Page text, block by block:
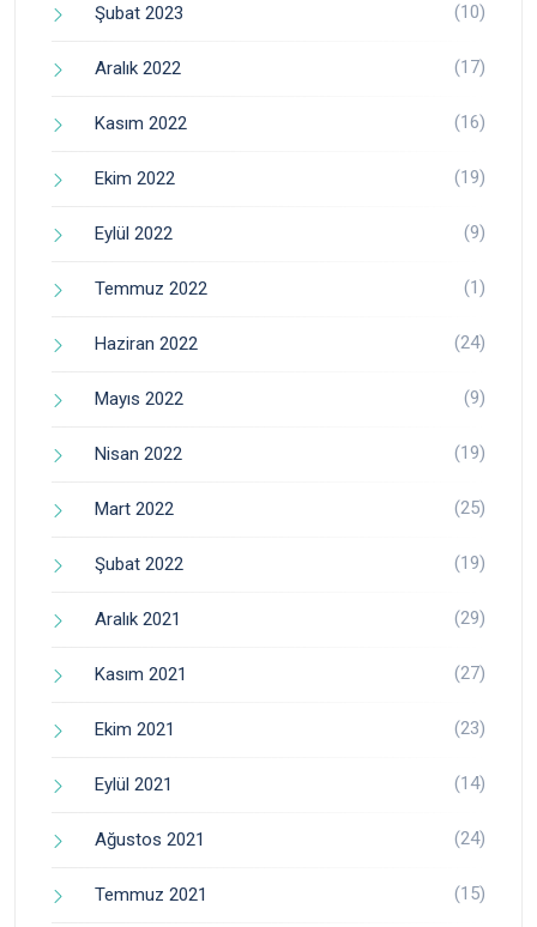
Şubat 2023 (10)
Aralık 2022 (17)
Kasım 2022 (16)
Ekim 2022 (19)
Eylül 2022 (9)
Temmuz 2022 (1)
Haziran 2022 (24)
Mayıs 2022 (9)
Nisan 2022 (19)
Mart 2022 (25)
Şubat 2022 (19)
Aralık 2021 (29)
Kasım 2021 (27)
Ekim 2021 (23)
Eylül 2021 (14)
Ağustos 2021 (24)
Temmuz 2021 (15)